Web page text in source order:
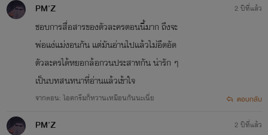
PM'Z
ชอบการสื่อสารของตัวละครตอนนี้มาก ถึงจะ
พ่อเเง่แม่งอนกัน เเต่มันอ่านไปเเล้วไม่อึดอัด
ตัวละครได้หยอกล้อกวนประสาทกัน น่ารัก ๆ
เป็นบทสนทนาที่อ่านเเล้วเข้าใจ
จากตอน: ไอศกรีมก็หวานเหมือนกันนะเนี่ย
2 ปีที่แล้ว
ตอบกลับ
PM'Z 2 ปีที่แล้ว